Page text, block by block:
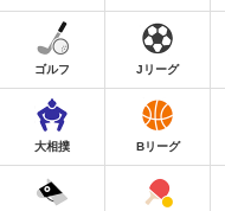
ゴルフ Jリーグ
大相撲 Bリーグ